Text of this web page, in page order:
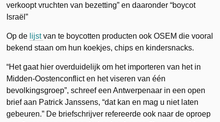
verkoopt vruchten van bezetting” en daaronder “boycot
Israël”
Op de lijstvan te boycotten producten ook OSEM die vooral
bekend staan om hun koekjes, chips en kindersnacks.
“Het gaat hier overduidelijk om het importeren van het in
Midden-Oostenconflict en het viseren van één
bevolkingsgroep”, schreef een Antwerpenaar in een open
brief aan Patrick Janssens, “dat kan en mag u niet laten
gebeuren.” De briefschrijver refereerde ook naar de oproep